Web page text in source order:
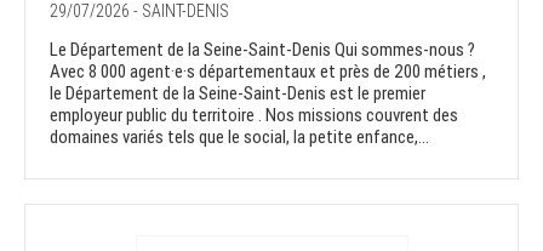
29/07/2026 - SAINT-DENIS
Le Département de la Seine-Saint-Denis Qui sommes-nous ?
Avec 8 000 agent·e·s départementaux et près de 200 métiers ,
le Département de la Seine-Saint-Denis est le premier
employeur public du territoire . Nos missions couvrent des
domaines variés tels que le social, la petite enfance,...